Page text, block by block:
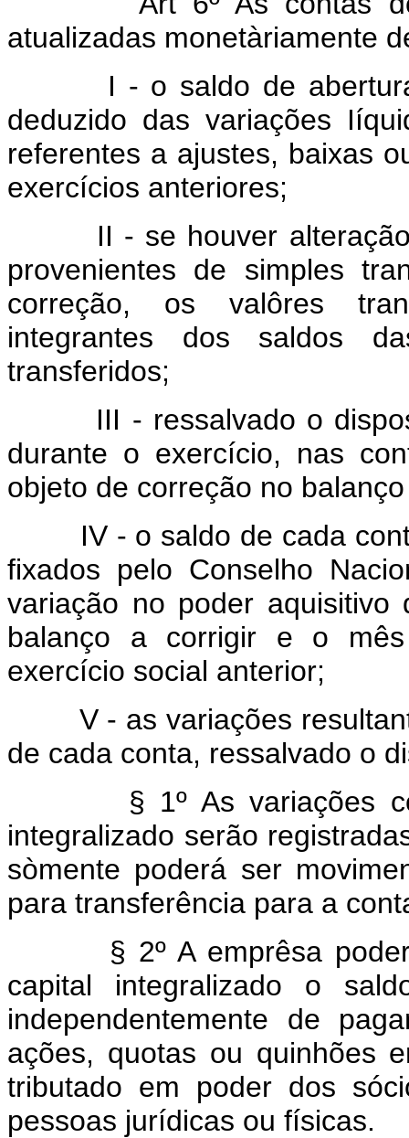
atualizadas monetàriamente
I - o saldo de abertura
deduzido das variações
referentes a ajustes, baixas
exercícios anteriores;
II - se houver alteração
provenientes de simples
correção, os valôres
integrantes dos saldos
transferidos;
III - ressalvado o
durante o exercício, nas
objeto de correção no
IV - o saldo de cada
fixados pelo Conselho
variação no poder
balanço a corrigir e o
exercício social anterior;
V - as variações
de cada conta, ressalvado o
§ 1º As variações
integralizado serão
sòmente poderá ser
para transferência para a
§ 2º A emprêsa poderá,
capital integralizado o
independentemente de
ações, quotas ou quinhões
tributado em poder dos
pessoas jurídicas ou físicas.